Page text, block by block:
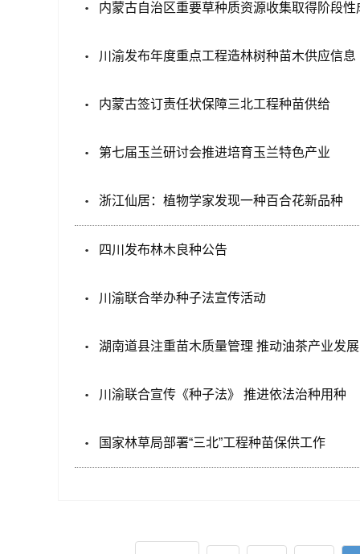
内蒙古自治区重要草种质资源收集取得阶段性
川渝发布年度重点工程造林树种苗木供应信息
内蒙古签订责任状保障三北工程种苗供给
第七届玉兰研讨会推进培育玉兰特色产业
浙江仙居：植物学家发现一种百合花新品种
四川发布林木良种公告
川渝联合举办种子法宣传活动
湖南道县注重苗木质量管理 推动油茶产业发展
川渝联合宣传《种子法》 推进依法治种用种
国家林草局部署“三北”工程种苗保供工作